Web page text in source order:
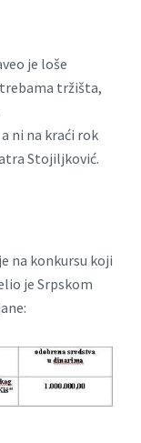
je loše
tržišta,
ni na kraći rok
Stojiljković.
na konkursu koji
je Srpskom